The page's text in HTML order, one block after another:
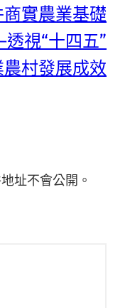
商實農業基礎
視“十四五”
村發展成效
址不會公開。